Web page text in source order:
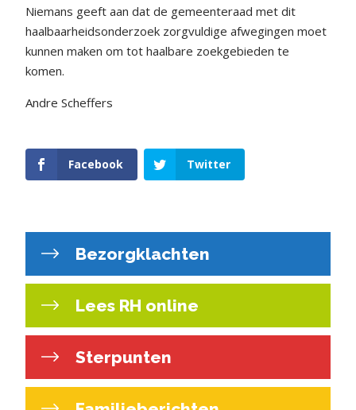
Niemans geeft aan dat de gemeenteraad met dit
haalbaarheidsonderzoek zorgvuldige afwegingen moet
kunnen maken om tot haalbare zoekgebieden te
komen.
Andre Scheffers
Facebook Twitter
Bezorgklachten
Lees RH online
Sterpunten